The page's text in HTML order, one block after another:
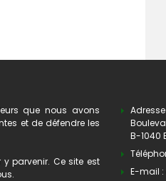
que nous avons
et de défendre les
parvenir. Ce site est
B-1040
E-mail :